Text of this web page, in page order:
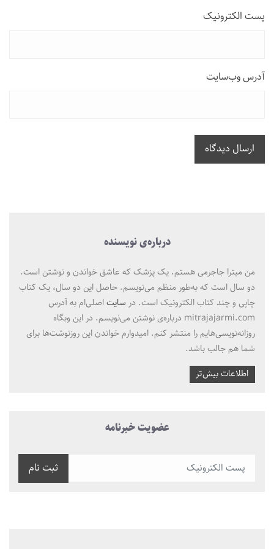
پست الکترونیک
آدرس وب‌سایت
ارسال دیدگاه
درباره‌ی نویسنده
من میترا جاجرمی هستم. یک پزشک که عاشق خواندن و نوشتن است.
دو سال است که به‌طور منظم می‌نویسم. حاصل این دو سال، یک کتاب
چاپی و چند کتاب الکترونیک است. در سایتاصلی‌ام به آدرس
mitrajajarmi.com درباره‌ی نوشتن می‌نویسم. در این وبگاه
روزانه‌نویسی‌هایم را منتشر کنم. امیدوارم خواندن این روزنوشت‌ها برای
شما هم جالب باشد.
اطلاعات بیش‌تر
عضویت خبرنامه
ثبت نام